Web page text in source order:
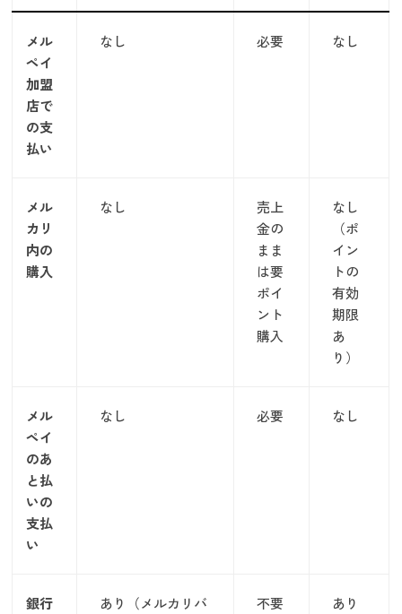
メル
ペイ
加盟
店で
の支
払い
なし 必要 なし
メル
カリ
内の
購入
なし
売上
金の
まま
は要
ポイ
ント
購入
なし
（ポ
イン
トの
有効
期限
あ
り）
メル
ペイ
のあ
と払
いの
支払
い
なし 必要 なし
銀行
あり（メルカリバ
不要 あり